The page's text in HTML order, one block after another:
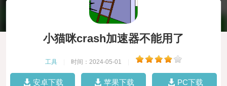
小猫咪crash加速器不能用了
工具 时间：2024-05-01
安卓下载 苹果下载 PC下载